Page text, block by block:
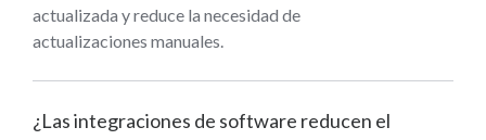
actualizada y reduce la necesidad de
actualizaciones manuales.
¿Las integraciones de software reducen el